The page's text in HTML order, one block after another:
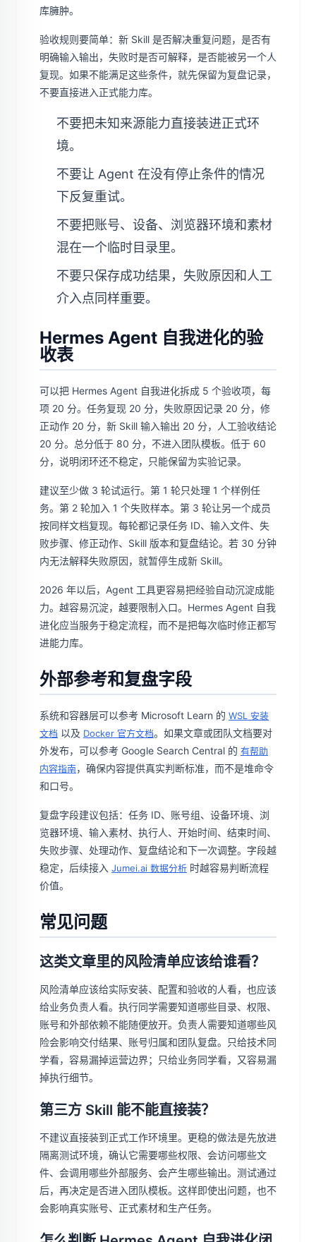
库臃肿。
验收规则要简单：新 Skill 是否解决重复问题，是否有
明确输入输出，失败时是否可解释，是否能被另一个人
复现。如果不能满足这些条件，就先保留为复盘记录，
不要直接进入正式能力库。
不要把未知来源能力直接装进正式环
境。
不要让 Agent 在没有停止条件的情况
下反复重试。
不要把账号、设备、浏览器环境和素材
混在一个临时目录里。
不要只保存成功结果，失败原因和人工
介入点同样重要。
Hermes Agent 自我进化的验
收表
可以把 Hermes Agent 自我进化拆成 5 个验收项，每
项 20 分。任务复现 20 分，失败原因记录 20 分，修
正动作 20 分，新 Skill 输入输出 20 分，人工验收结论
20 分。总分低于 80 分，不进入团队模板。低于 60
分，说明闭环还不稳定，只能保留为实验记录。
建议至少做 3 轮试运行。第 1 轮只处理 1 个样例任
务。第 2 轮加入 1 个失败样本。第 3 轮让另一个成员
按同样文档复现。每轮都记录任务 ID、输入文件、失
败步骤、修正动作、Skill 版本和复盘结论。若 30 分钟
内无法解释失败原因，就暂停生成新 Skill。
2026 年以后，Agent 工具更容易把经验自动沉淀成能
力。越容易沉淀，越要限制入口。Hermes Agent 自我
进化应当服务于稳定流程，而不是把每次临时修正都写
进能力库。
外部参考和复盘字段
系统和容器层可以参考 Microsoft Learn 的 WSL 安装
文档 以及 Docker 官方文档。如果文章或团队文档要对
外发布，可以参考 Google Search Central 的 有帮助
内容指南，确保内容提供真实判断标准，而不是堆命令
和口号。
复盘字段建议包括：任务 ID、账号组、设备环境、浏
览器环境、输入素材、执行人、开始时间、结束时间、
失败步骤、处理动作、复盘结论和下一次调整。字段越
稳定，后续接入 Jumei.ai 数据分析 时越容易判断流程
价值。
常见问题
这类文章里的风险清单应该给谁看？
风险清单应该给实际安装、配置和验收的人看，也应该
给业务负责人看。执行同学需要知道哪些目录、权限、
账号和外部依赖不能随便放开。负责人需要知道哪些风
险会影响交付结果、账号归属和团队复盘。只给技术同
学看，容易漏掉运营边界；只给业务同学看，又容易漏
掉执行细节。
第三方 Skill 能不能直接装？
不建议直接装到正式工作环境里。更稳的做法是先放进
隔离测试环境，确认它需要哪些权限、会访问哪些文
件、会调用哪些外部服务、会产生哪些输出。测试通过
后，再决定是否进入团队模板。这样即使出问题，也不
会影响真实账号、正式素材和生产任务。